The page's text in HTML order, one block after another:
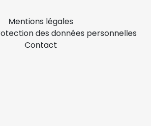
Mentions légales
des données personnelles
Contact